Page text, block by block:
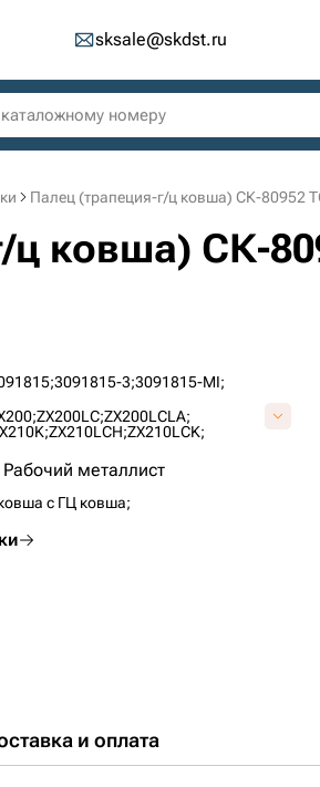
sksale@skdst.ru
Палец (трапеция-г/ц ковша) СК-80952
ц ковша) СК-
3091815-3;3091815-MI;
ZX200LC;ZX200LCLA;
ZX210LCH;ZX210LCK;
металлист
с ГЦ ковша;
и оплата